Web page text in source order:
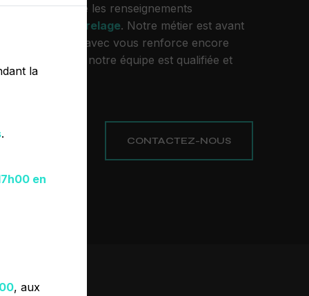
la
.
en
, aux
transmettre les renseignements
carrelage. Notre métier est avant
et le partager avec vous renforce encore
réussir. Toute notre équipe est qualifiée et
et rigueur.
CONTACTEZ-NOUS